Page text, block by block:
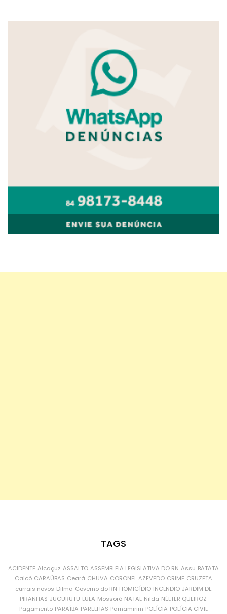
TAGS
ACIDENTE Alcaçuz ASSALTO ASSEMBLEIA LEGISLATIVA DO RN Assu BATATA
Caicó CARAÚBAS Ceará CHUVA CORONEL AZEVEDO CRIME CRUZETA
currais novos Dilma Governo do RN HOMICÍDIO INCÊNDIO JARDIM DE
PIRANHAS JUCURUTU LULA Mossoró NATAL Nilda NÉLTER QUEIROZ
Pagamento PARAÍBA PARELHAS Parnamirim POLÍCIA POLÍCIA CIVIL